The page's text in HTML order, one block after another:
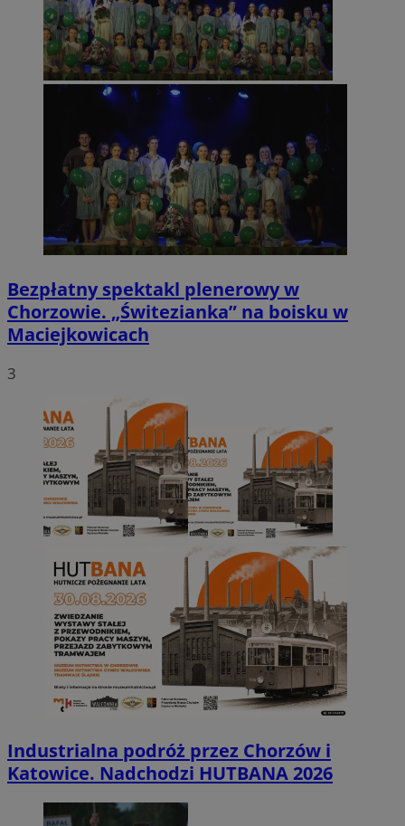
Bezpłatny spektakl plenerowy w
Chorzowie. „Świtezianka” na boisku w
Maciejkowicach
3
Industrialna podróż przez Chorzów i
Katowice. Nadchodzi HUTBANA 2026